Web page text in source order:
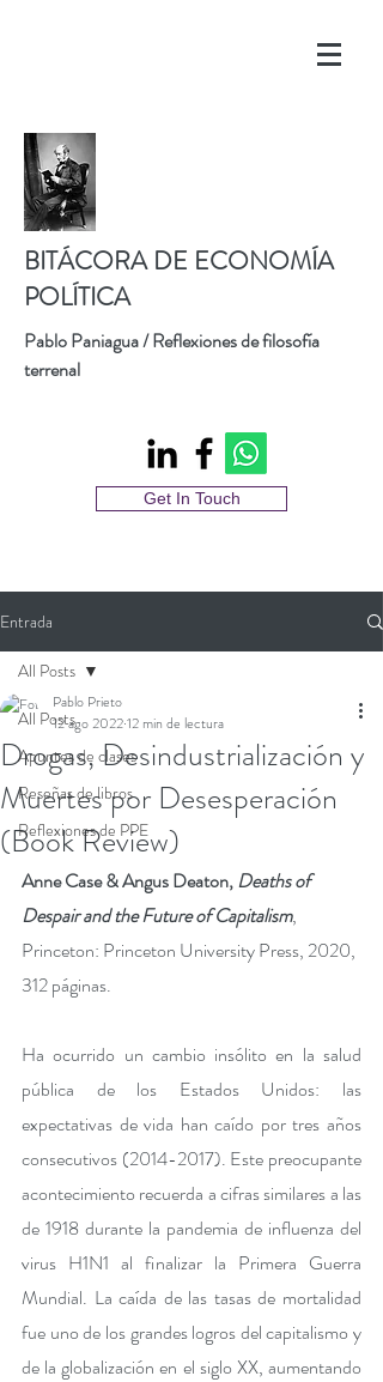
BITÁCORA DE ECONOMÍA
POLÍTICA
Pablo Paniagua / Reflexiones de filosofía
terrenal
Get In Touch
Entrada
All Posts
Apuntes de clases
Reseñas de libros
Reflexiones de PPE
All Posts
Drogas, Desindustrialización y
Muertes por Desesperación
(Book Review)
Pablo Prieto
12 ago 202212 min de lectura
Anne Case & Angus Deaton, Deaths of
Despair and the Future of Capitalism,
Princeton: Princeton University Press, 2020,
312 páginas.
Ha ocurrido un cambio insólito en la salud
pública de los Estados Unidos: las
expectativas de vida han caído por tres años
consecutivos (2014-2017). Este preocupante
acontecimiento recuerda a cifras similares a las
de 1918 durante la pandemia de influenza del
virus H1N1 al finalizar la Primera Guerra
Mundial. La caída de las tasas de mortalidad
fue uno de los grandes logros del capitalismo y
de la globalización en el siglo XX, aumentando